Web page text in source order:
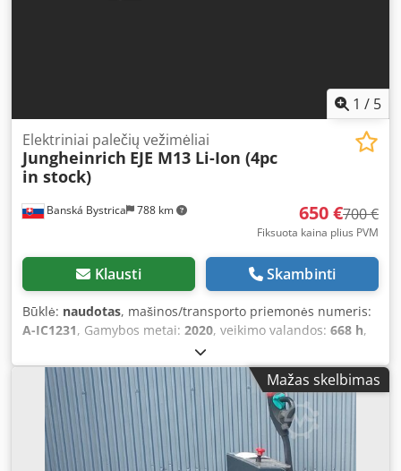
1 / 5
Banská Bystrica 788 km
Elektriniai palečių vežimėliai
Jungheinrich EJE M13 Li-Ion (4pc
in stock)
650 €700 €
Fiksuota kaina plius PVM
Klausti Skambinti
Būklė: naudotas, mašinos/transporto priemonės numeris:
A-IC1231, Gamybos metai: 2020, veikimo valandos: 668 h,
, apkrovos centras:
tipas:elektrinis, stiebo tipas:kitas, akumuliatoriaus
įtampa: 25,6 V , šakių ilgis: 1 150 mm , bendras svoris:179
, 5186962 Serijos numeris: 90551340 Baterijos
duomenys: ličio jonų baterija, 25,6 V / 50 Ah Cjdpfxezfgbvs
Adteha Galimas tarptautinis transportas / galima pristatyti
į užsienį.
Mažas skelbimas